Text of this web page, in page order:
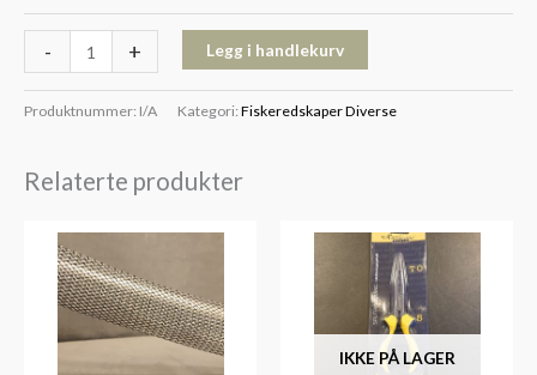
- + Legg i handlekurv
Produktnummer: I/A Kategori: Fiskeredskaper Diverse
Relaterte produkter
IKKE PÅ LAGER